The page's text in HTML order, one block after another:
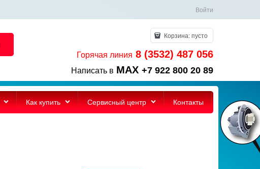
Войти
Корзина:пусто
Горячая линия 8 (3532) 487 056
Написать в MAX +7 922 800 20 89
Как купить Сервисный центр Контакты